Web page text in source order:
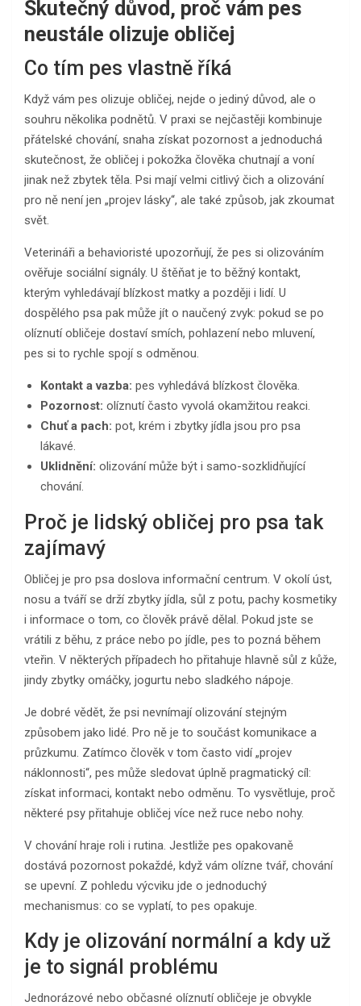
Skutečný důvod, proč vám pes
neustále olizuje obličej
Co tím pes vlastně říká
Když vám pes olizuje obličej, nejde o jediný důvod, ale o
souhru několika podnětů. V praxi se nejčastěji kombinuje
přátelské chování, snaha získat pozornost a jednoduchá
skutečnost, že obličej i pokožka člověka chutnají a voní
jinak než zbytek těla. Psi mají velmi citlivý čich a olizování
pro ně není jen „projev lásky“, ale také způsob, jak zkoumat
svět.
Veterináři a behavioristé upozorňují, že pes si olizováním
ověřuje sociální signály. U štěňat je to běžný kontakt,
kterým vyhledávají blízkost matky a později i lidí. U
dospělého psa pak může jít o naučený zvyk: pokud se po
olíznutí obličeje dostaví smích, pohlazení nebo mluvení,
pes si to rychle spojí s odměnou.
Kontakt a vazba: pes vyhledává blízkost člověka.
Pozornost: olíznutí často vyvolá okamžitou reakci.
Chuť a pach: pot, krém i zbytky jídla jsou pro psa
lákavé.
Uklidnění: olizování může být i samo-sozklidňující
chování.
Proč je lidský obličej pro psa tak
zajímavý
Obličej je pro psa doslova informační centrum. V okolí úst,
nosu a tváří se drží zbytky jídla, sůl z potu, pachy kosmetiky
i informace o tom, co člověk právě dělal. Pokud jste se
vrátili z běhu, z práce nebo po jídle, pes to pozná během
vteřin. V některých případech ho přitahuje hlavně sůl z kůže,
jindy zbytky omáčky, jogurtu nebo sladkého nápoje.
Je dobré vědět, že psi nevnímají olizování stejným
způsobem jako lidé. Pro ně je to součást komunikace a
průzkumu. Zatímco člověk v tom často vidí „projev
náklonnosti“, pes může sledovat úplně pragmatický cíl:
získat informaci, kontakt nebo odměnu. To vysvětluje, proč
některé psy přitahuje obličej více než ruce nebo nohy.
V chování hraje roli i rutina. Jestliže pes opakovaně
dostává pozornost pokaždé, když vám olízne tvář, chování
se upevní. Z pohledu výcviku jde o jednoduchý
mechanismus: co se vyplatí, to pes opakuje.
Kdy je olizování normální a kdy už
je to signál problému
Jednorázové nebo občasné olíznutí obličeje je obvykle